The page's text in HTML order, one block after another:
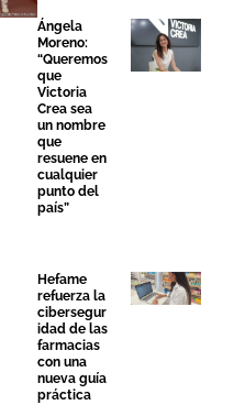
Ángela
Moreno:
“Queremos
que
Victoria
Crea sea
un nombre
que
resuene en
cualquier
punto del
país”
Hefame
refuerza la
cibersegur
idad de las
farmacias
con una
nueva guía
práctica